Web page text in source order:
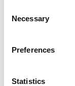
Selection
Necessary
Preferences
Statistics
Kalendrar &
Lägsta pris